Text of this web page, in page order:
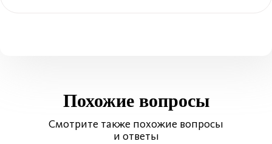
Похожие вопросы
Смотрите также похожие вопросы
и ответы